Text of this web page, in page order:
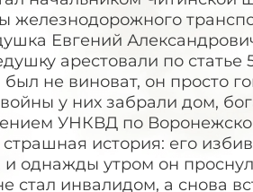
Евгений
арестовали по статье
не виноват, он просто
у них забрали дом,
УНКВД по
история: его
и однажды утром он
стал инвалидом, а снова